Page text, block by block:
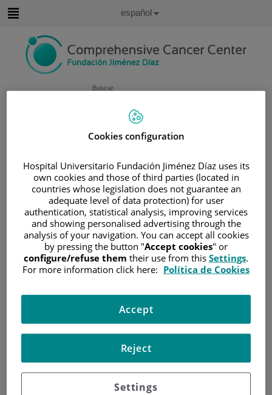
contenido
Buscar
idioma
Idioma
Español
ÁREA DEL PACIENTE
/INFORMACIÓN Y SOPORTE AL PACIENTE
/TIPOS DE CÁNCER
ÁREA DE CÁNCER DE LA ADOLESCENCIA
/GLIOMAS EN LA ADOLESCENCIA
/TRATAMIENTO/EFECTOS SECUNDARIOS
Efectos secundarios
El glioma infantil de tronco encefálico recién diagnosticado
es un tumor para el cual se ha dado ningún tratamiento. El
niño puede haber recibido medicamentos o tratamiento
El tratamiento estándar del glioma pontino intrínseco
Cookies configuration
Hospital Universitario Fundación Jiménez Díaz uses its
own cookies and those of third parties (located in
countries whose legislation does not guarantee an
adequate level of data protection) for user
authentication, statistical analysis, improving services
and showing personalised advertising through the
analysis of your navigation. You can accept all cookies
by pressing the button "Accept cookies" or
configure/refuse them their use from this Settings.
For more information click here: Política de Cookies
Settings
Reject
Accept